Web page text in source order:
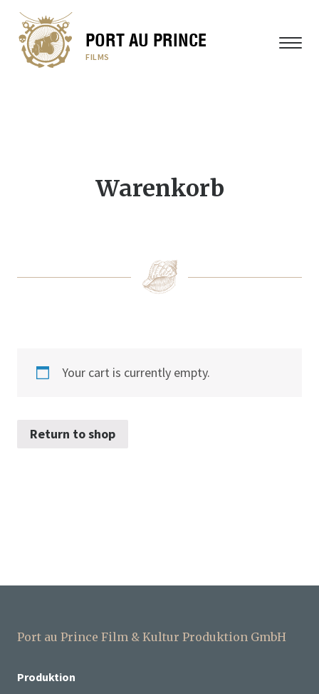
PORT AU PRINCE
FILMS
MENÜ
Warenkorb
Your cart is currently empty.
Return to shop
Port au Prince Film & Kultur Produktion GmbH
Produktion